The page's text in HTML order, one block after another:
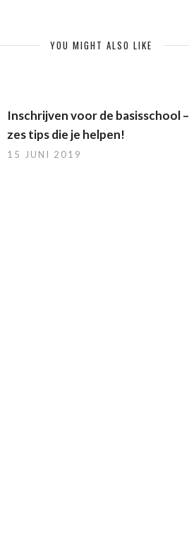
YOU MIGHT ALSO LIKE
Inschrijven voor de basisschool –
zes tips die je helpen!
15 JUNI 2019